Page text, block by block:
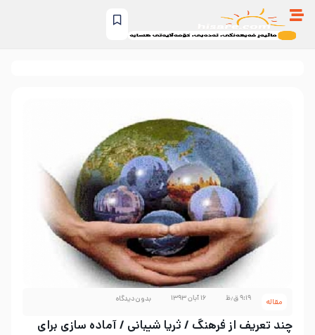
مقاله ۹:۱۹ ق٫ظ ۱۶ آبان ۱۳۹۳ بدون دیدگاه
چند تعریف از فرهنگ / ثریا شیبانی / آماده سازی برای